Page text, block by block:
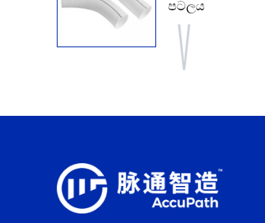
පටලය
FEP තාප හැකිලීමේ
නල